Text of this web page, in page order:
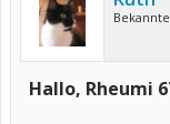
Hallo, Rheumi